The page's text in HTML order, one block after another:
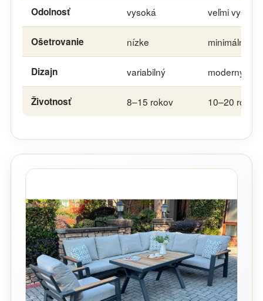
Odolnosť vysoká veľmi vysoká
Ošetrovanie nízke minimálne
Dizajn variabilný moderný
Životnosť 8–15 rokov 10–20 rokov